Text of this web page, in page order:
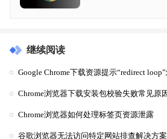
继续阅读
Google Chrome下载资源提示“redirect
Chrome浏览器下载安装包校验失败常见原
Chrome浏览器如何处理标签页资源泄露
谷歌浏览器无法访问特定网站排查解决方案